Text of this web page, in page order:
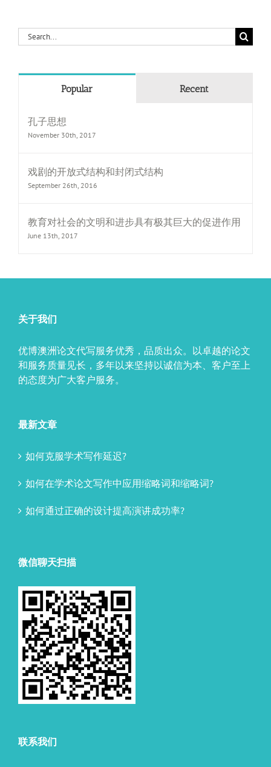
Search
for:
Popular Recent
孔子思想
November 30th, 2017
戏剧的开放式结构和封闭式结构
September 26th, 2016
教育对社会的文明和进步具有极其巨大的促进作用
June 13th, 2017
关于我们
优博澳洲论文代写服务优秀，品质出众。以卓越的论文
和服务质量见长，多年以来坚持以诚信为本、客户至上
的态度为广大客户服务。
最新文章
如何克服学术写作延迟?
如何在学术论文写作中应用缩略词和缩略词?
如何通过正确的设计提高演讲成功率?
微信聊天扫描
联系我们